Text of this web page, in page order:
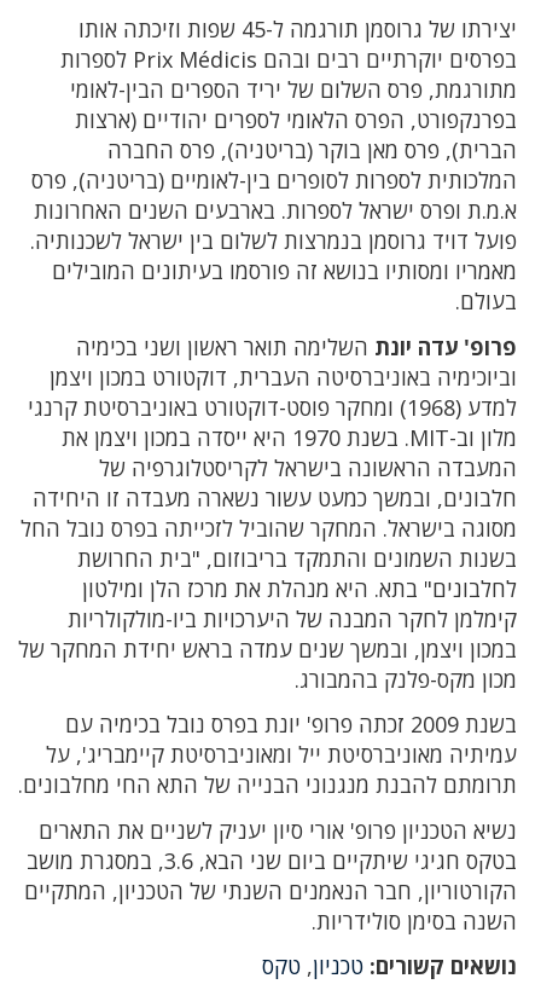
יצירתו של גרוסמן תורגמה ל-45 שפות וזיכתה אותו
בפרסים יוקרתיים רבים ובהם Prix Médicis לספרות
מתורגמת, פרס השלום של יריד הספרים הבין-לאומי
בפרנקפורט, הפרס הלאומי לספרים יהודיים (ארצות
הברית), פרס מאן בוקר (בריטניה), פרס החברה
המלכותית לספרות לסופרים בין-לאומיים (בריטניה), פרס
א.מ.ת ופרס ישראל לספרות. בארבעים השנים האחרונות
פועל דויד גרוסמן בנמרצות לשלום בין ישראל לשכנותיה.
מאמריו ומסותיו בנושא זה פורסמו בעיתונים המובילים
בעולם.
פרופ' עדה יונת השלימה תואר ראשון ושני בכימיה
וביוכימיה באוניברסיטה העברית, דוקטורט במכון ויצמן
למדע (1968) ומחקר פוסט-דוקטורט באוניברסיטת קרנגי
מלון וב-MIT. בשנת 1970 היא ייסדה במכון ויצמן את
המעבדה הראשונה בישראל לקריסטלוגרפיה של
חלבונים, ובמשך כמעט עשור נשארה מעבדה זו היחידה
מסוגה בישראל. המחקר שהוביל לזכייתה בפרס נובל החל
בשנות השמונים והתמקד בריבוזום, "בית החרושת
לחלבונים" בתא. היא מנהלת את מרכז הלן ומילטון
קימלמן לחקר המבנה של היערכויות ביו-מולקולריות
במכון ויצמן, ובמשך שנים עמדה בראש יחידת המחקר של
מכון מקס-פלנק בהמבורג.
בשנת 2009 זכתה פרופ' יונת בפרס נובל בכימיה עם
עמיתיה מאוניברסיטת ייל ומאוניברסיטת קיימבריג', על
תרומתם להבנת מנגנוני הבנייה של התא החי מחלבונים.
נשיא הטכניון פרופ' אורי סיון יעניק לשניים את התארים
בטקס חגיגי שיתקיים ביום שני הבא, 3.6, במסגרת מושב
הקורטוריון, חבר הנאמנים השנתי של הטכניון, המתקיים
השנה בסימן סולידריות.
נושאים קשורים: טכניון, טקס